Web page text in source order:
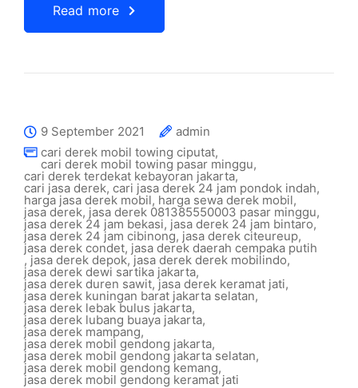
Read more
9 September 2021
admin
cari derek mobil towing ciputat,
cari derek mobil towing pasar minggu,
cari derek terdekat kebayoran jakarta,
cari jasa derek, cari jasa derek 24 jam pondok indah,
harga jasa derek mobil, harga sewa derek mobil,
jasa derek, jasa derek 081385550003 pasar minggu,
jasa derek 24 jam bekasi, jasa derek 24 jam bintaro,
jasa derek 24 jam cibinong, jasa derek citeureup,
jasa derek condet, jasa derek daerah cempaka putih
, jasa derek depok,jasa derek derek mobilindo,
jasa derek dewi sartika jakarta,
jasa derek duren sawit,jasa derek keramat jati,
jasa derek kuningan barat jakarta selatan,
jasa derek lebak bulus jakarta,
jasa derek lubang buaya jakarta,
jasa derek mampang,
jasa derek mobil gendong jakarta,
jasa derek mobil gendong jakarta selatan,
jasa derek mobil gendong kemang,
jasa derek mobil gendong keramat jati